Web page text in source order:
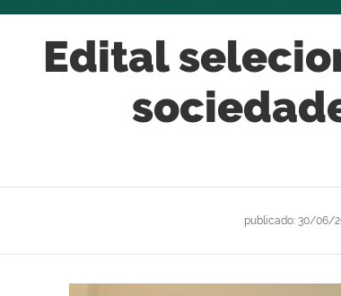
Edital
publicado: 30/06/